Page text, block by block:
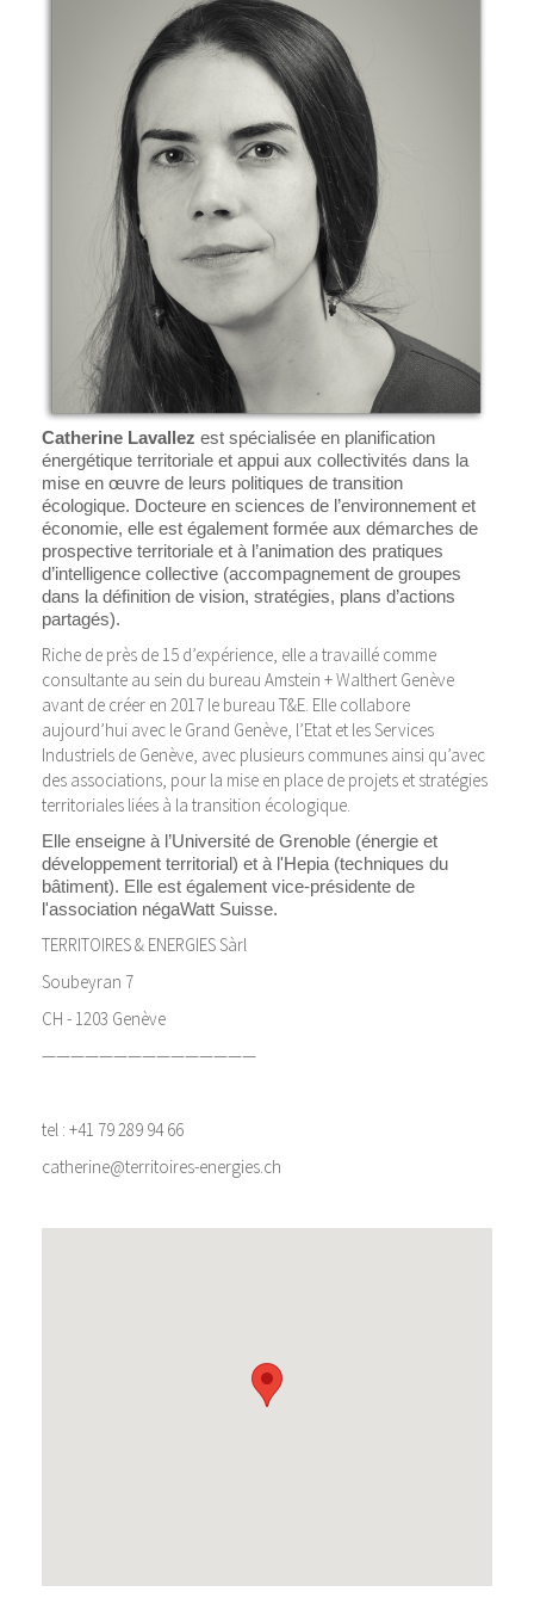
Catherine Lavallez est spécialisée en planification
énergétique territoriale et appui aux collectivités dans la
mise en œuvre de leurs politiques de transition
écologique. Docteure en sciences de l’environnement et
économie, elle est également formée aux démarches de
prospective territoriale et à l’animation des pratiques
d’intelligence collective (accompagnement de groupes
dans la définition de vision, stratégies, plans d’actions
partagés).
Riche de près de 15 d’expérience, elle a travaillé comme
consultante au sein du bureau Amstein + Walthert Genève
avant de créer en 2017 le bureau T&E. Elle collabore
aujourd’hui avec le Grand Genève, l’Etat et les Services
Industriels de Genève, avec plusieurs communes ainsi qu’avec
des associations, pour la mise en place de projets et stratégies
territoriales liées à la transition écologique.
Elle enseigne à l’Université de Grenoble (énergie et
développement territorial) et à l'Hepia (techniques du
bâtiment). Elle est également vice-présidente de
l'association négaWatt Suisse.
TERRITOIRES & ENERGIES Sàrl
Soubeyran 7
CH - 1203 Genève
———————————————
tel : +41 79 289 94 66
catherine@territoires-energies.ch